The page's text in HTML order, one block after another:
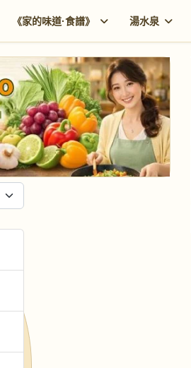
《家的味道·食譜》 湯水泉
條數